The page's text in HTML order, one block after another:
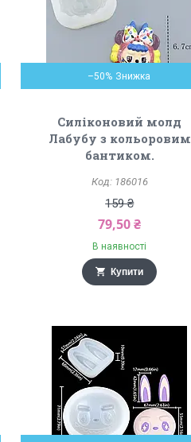
–50%
Силіконовий молд
Лабубу з кольоровим
бантиком.
186016
159 ₴
79,50 ₴
В наявності
Купити